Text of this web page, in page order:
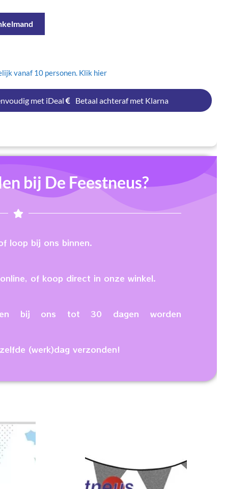
vanaf 10 personen. Klik hier
met iDeal Betaal achteraf met Klarna
bij De Feestneus?
loop bij ons binnen.
of koop direct in onze winkel.
bij ons tot 30 dagen worden
(werk)dag verzonden!